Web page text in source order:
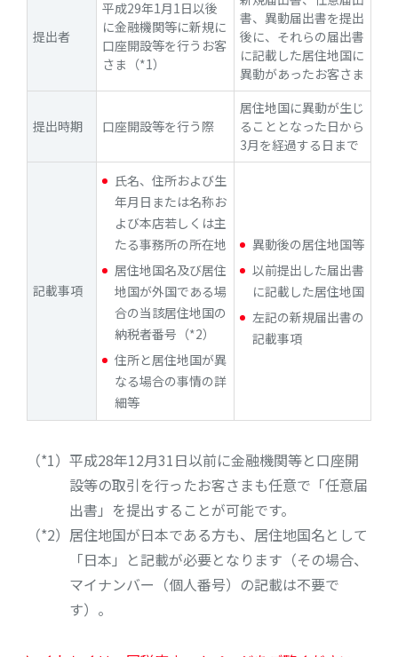
提出者
平成29年1月1日以後
に金融機関等に新規に
口座開設等を行うお客
さま（*1）
書、異動届出書を提出
後に、それらの届出書
に記載した居住地国に
異動があったお客さま
提出時期 口座開設等を行う際
居住地国に異動が生じ
ることとなった日から
3月を経過する日まで
記載事項
氏名、住所および生
年月日または名称お
よび本店若しくは主
たる事務所の所在地
居住地国名及び居住
地国が外国である場
合の当該居住地国の
納税者番号（*2）
住所と居住地国が異
なる場合の事情の詳
細等
異動後の居住地国等
以前提出した届出書
に記載した居住地国
左記の新規届出書の
記載事項
（*1） 平成28年12月31日以前に金融機関等と口座開
設等の取引を行ったお客さまも任意で「任意届
出書」を提出することが可能です。
（*2） 居住地国が日本である方も、居住地国名として
「日本」と記載が必要となります（その場合、
マイナンバー（個人番号）の記載は不要で
す）。